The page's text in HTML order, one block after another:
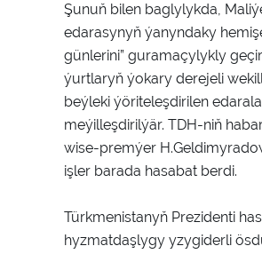
Şunuň bilen baglylykda,
edarasynyň ýanyndaky
günlerini” guramaçylykly
ýurtlaryň ýokary derejeli
beýleki ýöriteleşdirilen
meýilleşdirilýär. TDH-niň
wise-premýer
işler barada hasabat berdi.
Türkmenistanyň Prezidenti
hyzmatdaşlygy yzygiderli